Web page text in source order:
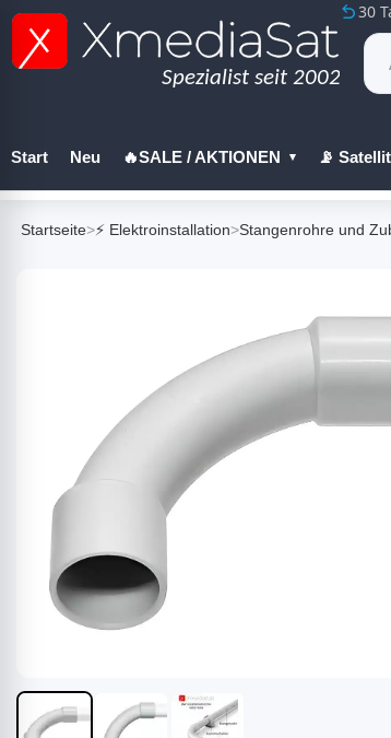
30
Start Neu 🔥SALE / AKTIONEN 📡
🔧 Werkzeug
Startseite>⚡ Elektroinstallation>Stangenrohre und